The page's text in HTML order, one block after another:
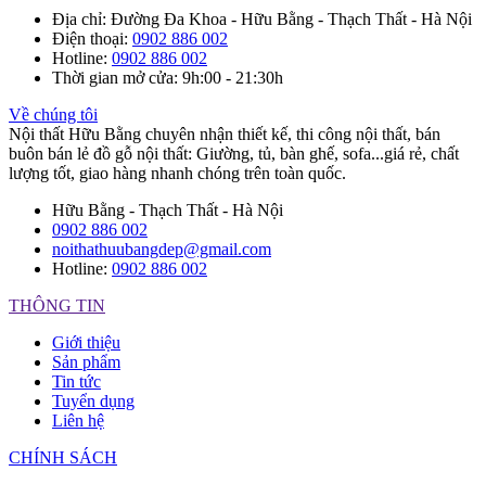
Địa chỉ: Đường Đa Khoa - Hữu Bằng - Thạch Thất - Hà Nội
Điện thoại: 0902 886 002
Hotline: 0902 886 002
Thời gian mở cửa: 9h:00 - 21:30h
Về chúng tôi
Nội thất Hữu Bằng chuyên nhận thiết kế, thi công nội thất, bán
buôn bán lẻ đồ gỗ nội thất: Giường, tủ, bàn ghế, sofa...giá rẻ, chất
lượng tốt, giao hàng nhanh chóng trên toàn quốc.
Hữu Bằng - Thạch Thất - Hà Nội
0902 886 002
noithathuubangdep@gmail.com
Hotline: 0902 886 002
THÔNG TIN
Giới thiệu
Sản phẩm
Tin tức
Tuyển dụng
Liên hệ
CHÍNH SÁCH